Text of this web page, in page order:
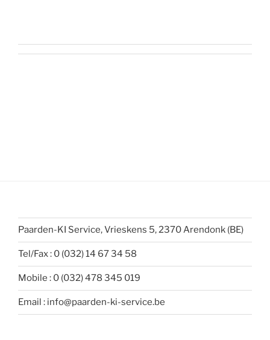
Paarden-KI Service, Vrieskens 5, 2370 Arendonk (BE)
Tel/Fax : 0 (032) 14 67 34 58
Mobile : 0 (032) 478 345 019
Email : info@paarden-ki-service.be